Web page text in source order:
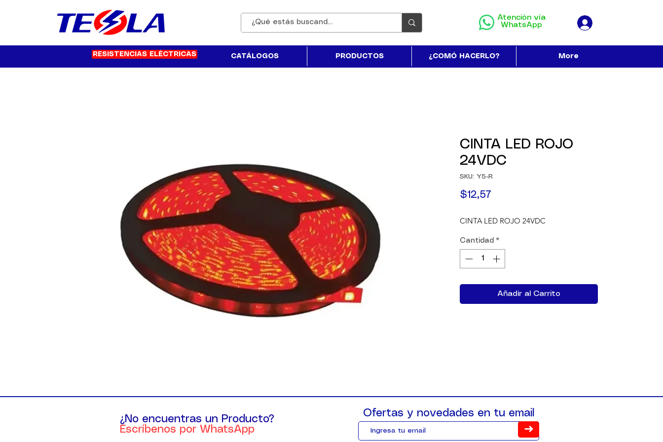
Atención vía
WhatsApp
RESISTENCIAS ELÉCTRICAS CATÁLOGOS PRODUCTOS ¿COMÓ HACERLO? More
CINTA LED ROJO
24VDC
SKU: Y5-R
$12,57
CINTA LED ROJO 24VDC
Cantidad *
Añadir al Carrito
¿No encuentras un Producto?
Escríbenos por WhatsApp
Ofertas y novedades en tu email
➜